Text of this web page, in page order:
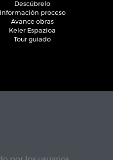
Descúbrelo
Información proceso
Avance obras
Keler Espazioa
Tour guiado